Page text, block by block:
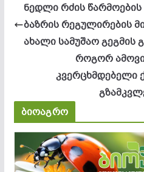
ნედლი რძის წარმოების
ბაზრის რეგულირების
ახალი სამუშაო გეგმის
როგორ
კვერცხმდებელი
ბიოაგრო